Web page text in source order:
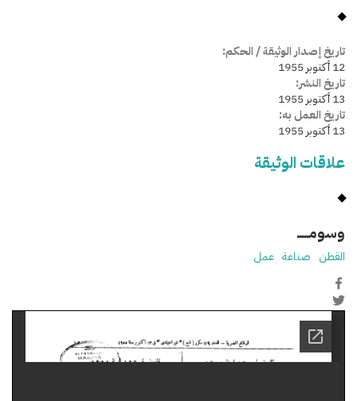
تاريخ إصدار الوثيقة / الحكم:
12 أكتوبر 1955
تاريخ النشر:
13 أكتوبر 1955
تاريخ العمل به:
13 أكتوبر 1955
علاقات الوثيقة
وسومـــــ
القطن صناعة عمل